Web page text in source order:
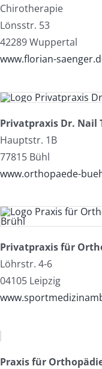
Chirotherapie
Lönsstr. 53
42289 Wuppertal
www.florian-
Privatpraxis Dr. Nail
Hauptstr. 1B
77815 Bühl
www.orthopaede-
Privatpraxis für
Löhrstr. 4-6
04105 Leipzig
Praxis für